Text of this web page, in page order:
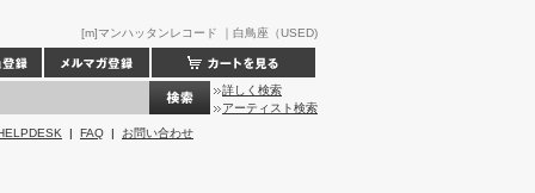
[m]マンハッタンレコード ｜白鳥座（USED)
詳しく検索
アーティスト検索
| FAQ | お問い合わせ